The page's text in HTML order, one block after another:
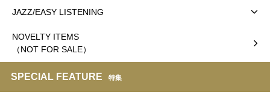
JAZZ/EASY LISTENING
NOVELTY ITEMS
（NOT FOR SALE）
SPECIAL FEATURE 特集